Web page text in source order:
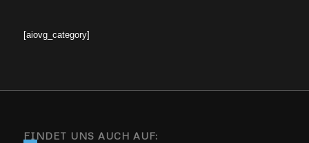
[aiovg_category]
FINDET UNS AUCH AUF: